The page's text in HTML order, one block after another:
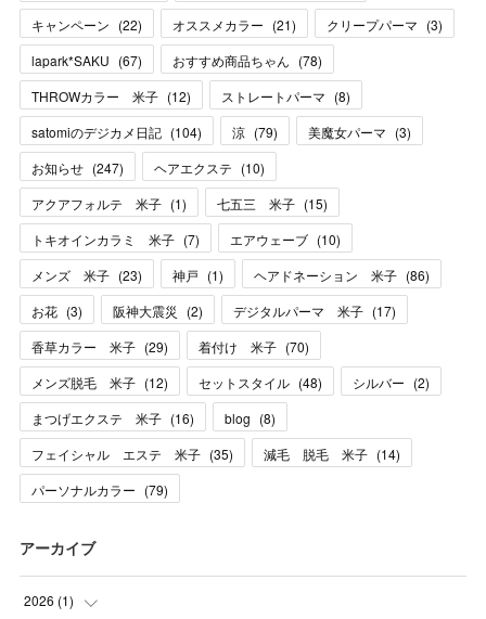
キャンペーン (22) オススメカラー (21) クリープパーマ (3)
lapark*SAKU (67) おすすめ商品ちゃん (78)
THROWカラー 米子 (12) ストレートパーマ (8)
satomiのデジカメ日記 (104) 涼 (79) 美魔女パーマ (3)
お知らせ (247) ヘアエクステ (10)
アクアフォルテ 米子 (1) 七五三 米子 (15)
トキオインカラミ 米子 (7) エアウェーブ (10)
メンズ 米子 (23) 神戸 (1) ヘアドネーション 米子 (86)
お花 (3) 阪神大震災 (2) デジタルパーマ 米子 (17)
香草カラー 米子 (29) 着付け 米子 (70)
メンズ脱毛 米子 (12) セットスタイル (48) シルバー (2)
まつげエクステ 米子 (16) blog (8)
フェイシャル エステ 米子 (35) 減毛 脱毛 米子 (14)
パーソナルカラー (79)
アーカイブ
2026 (1)